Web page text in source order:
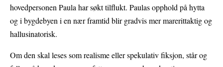
hovedpersonen Paula har søkt tilflukt. Paulas opphold på hytta
og i bygdebyen i en nær framtid blir gradvis mer marerittaktig og
hallusinatorisk.
Om den skal leses som realisme eller spekulativ fiksjon, står og